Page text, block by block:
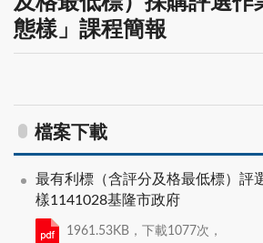
態樣」課程簡報
檔案下載
最有利標（含評分及格最低標）評
樣1141028基隆市政府
1961.53KB，下載1077次，